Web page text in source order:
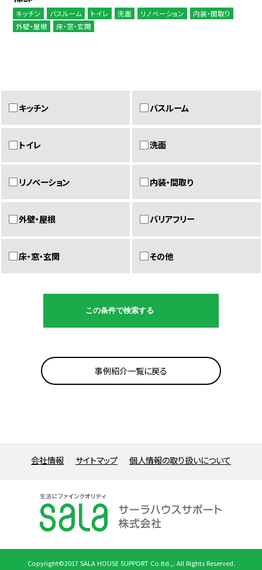
キッチン バスルーム トイレ 洗面 リノベーション
内装・間取り
外壁・屋根
床・窓・玄関
キッチン バスルーム
トイレ 洗面
リノベーション 内装・間取り
外壁・屋根 バリアフリー
床・窓・玄関 その他
事例紹介一覧に戻る
会社情報 サイトマップ 個人情報の取り扱いについて
Copyright©2017 SALA HOUSE SUPPORT Co.ltd.,. All Rights Reserved.